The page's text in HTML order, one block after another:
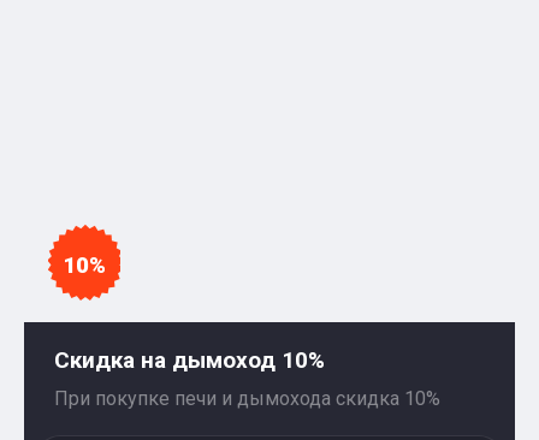
10%
Скидка на дымоход 10%
При покупке печи и дымохода скидка 10%